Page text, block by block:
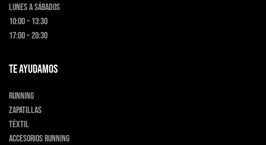
Lunes a Sábados
10:00 – 13:30
17:00 – 20:30
TE AYUDAMOS
Running
Zapatillas
Téxtil
Accesorios running